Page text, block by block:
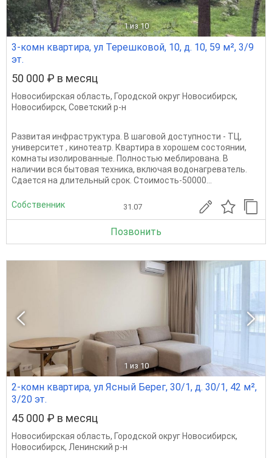
1 из 10
3-комн квартира, ул Терешковой, 10, д. 10, 59 м², 3/9
эт.
50 000 ₽ в месяц
Новосибирская область, Городской округ Новосибирск,
Новосибирск, Советский р-н
Развитая инфраструктура. В шаговой доступности - ТЦ,
университет , кинотеатр. Квартира в хорошем состоянии,
комнаты изолированные. Полностью меблирована. В
наличии вся бытовая техника, включая водонагреватель.
Сдается на длительный срок. Стоимость-50000...
Собственник 31.07
Позвонить
1 из 10
2-комн квартира, ул Ясный Берег, 30/1, д. 30/1, 42 м²,
3/20 эт.
45 000 ₽ в месяц
Новосибирская область, Городской округ Новосибирск,
Новосибирск, Ленинский р-н